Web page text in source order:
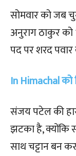
सोमवार को जब
अनुराग ठाकुर
पद पर शरद
In Himachal को
संजय पटेल की
झटका है, क्योंकि
साथ चट्टान बन